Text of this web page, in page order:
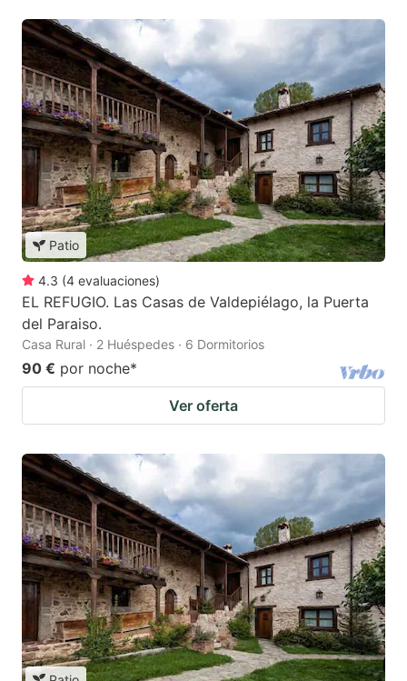
Patio
4.3 (4 evaluaciones)
EL REFUGIO. Las Casas de Valdepiélago, la Puerta
del Paraiso.
Casa Rural · 2 Huéspedes · 6 Dormitorios
90 € por noche*
Ver oferta